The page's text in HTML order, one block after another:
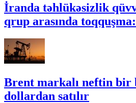
İranda təhlükəsizlik
qrup arasında toqquşma:
Brent markalı neftin bir
dollardan satılır